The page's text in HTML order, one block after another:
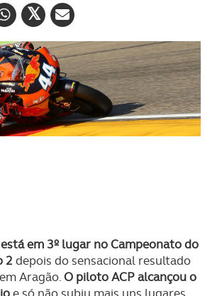
em 3º lugar no Campeonato do
2 depois do sensacional resultado
Aragão.O piloto ACP alcançou o